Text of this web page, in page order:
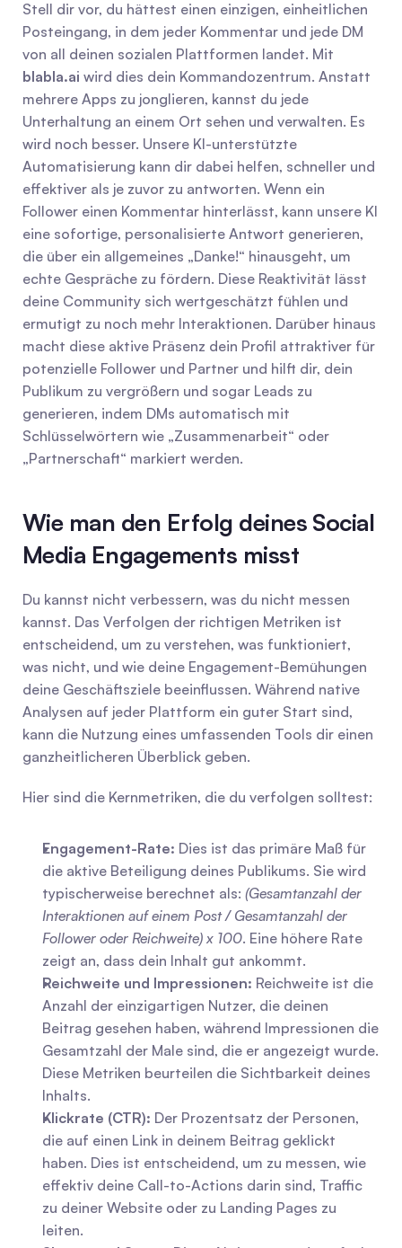
Stell dir vor, du hättest einen einzigen, einheitlichen
Posteingang, in dem jeder Kommentar und jede DM
blabla.ai wird dies dein Kommandozentrum. Anstatt
mehrere Apps zu jonglieren, kannst du jede
Unterhaltung an einem Ort sehen und verwalten. Es
wird noch besser. Unsere KI-unterstützte
Automatisierung kann dir dabei helfen, schneller und
effektiver als je zuvor zu antworten. Wenn ein
Follower einen Kommentar hinterlässt, kann unsere KI
eine sofortige, personalisierte Antwort generieren,
die über ein allgemeines „Danke!“ hinausgeht, um
echte Gespräche zu fördern. Diese Reaktivität lässt
deine Community sich wertgeschätzt fühlen und
ermutigt zu noch mehr Interaktionen. Darüber hinaus
macht diese aktive Präsenz dein Profil attraktiver für
potenzielle Follower und Partner und hilft dir, dein
Publikum zu vergrößern und sogar Leads zu
generieren, indem DMs automatisch mit
Schlüsselwörtern wie „Zusammenarbeit“ oder
„Partnerschaft“ markiert werden.
Wie man den Erfolg deines Social
Media Engagements misst
Du kannst nicht verbessern, was du nicht messen
kannst. Das Verfolgen der richtigen Metriken ist
entscheidend, um zu verstehen, was funktioniert,
was nicht, und wie deine Engagement-Bemühungen
deine Geschäftsziele beeinflussen. Während native
Analysen auf jeder Plattform ein guter Start sind,
kann die Nutzung eines umfassenden Tools dir einen
ganzheitlicheren Überblick geben.
Hier sind die Kernmetriken, die du verfolgen solltest:
Engagement-Rate: Dies ist das primäre Maß für
die aktive Beteiligung deines Publikums. Sie wird
typischerweise berechnet als: (Gesamtanzahl der
Interaktionen auf einem Post / Gesamtanzahl der
Follower oder Reichweite) x 100. Eine höhere Rate
zeigt an, dass dein Inhalt gut ankommt.
Reichweite und Impressionen: Reichweite ist die
Anzahl der einzigartigen Nutzer, die deinen
Beitrag gesehen haben, während Impressionen die
Gesamtzahl der Male sind, die er angezeigt wurde.
Diese Metriken beurteilen die Sichtbarkeit deines
Inhalts.
Klickrate (CTR): Der Prozentsatz der Personen,
die auf einen Link in deinem Beitrag geklickt
haben. Dies ist entscheidend, um zu messen, wie
effektiv deine Call-to-Actions darin sind, Traffic
zu deiner Website oder zu Landing Pages zu
leiten.